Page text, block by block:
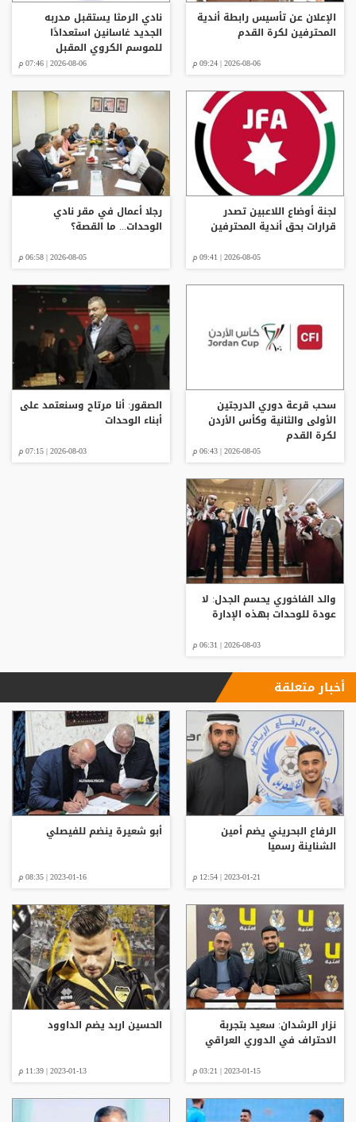
الإعلان عن تأسيس رابطة أندية
المحترفين لكرة القدم
2026-08-06 | 09:24 م
نادي الرمثا يستقبل مدربه
الجديد غاسانين استعدادًا
للموسم الكروي المقبل
2026-08-06 | 07:46 م
لجنة أوضاع اللاعبين تصدر
قرارات بحق أندية المحترفين
2026-08-05 | 09:41 م
رجلا أعمال في مقر نادي
الوحدات... ما القصة؟
2026-08-05 | 06:58 م
سحب قرعة دوري الدرجتين
الأولى والثانية وكأس الأردن
لكرة القدم
2026-08-05 | 06:43 م
الصقور: أنا مرتاح وسنعتمد على
أبناء الوحدات
2026-08-03 | 07:15 م
والد الفاخوري يحسم الجدل: لا
عودة للوحدات بهذه الإدارة
2026-08-03 | 06:31 م
أخبار متعلقة
الرفاع البحريني يضم أمين
الشناينة رسميا
2023-01-21 | 12:54 م
أبو شعيرة ينضم للفيصلي
2023-01-16 | 08:35 م
نزار الرشدان: سعيد بتجربة
الاحتراف في الدوري العراقي
2023-01-15 | 03:21 م
الحسين اربد يضم الداوود
2023-01-13 | 11:39 م